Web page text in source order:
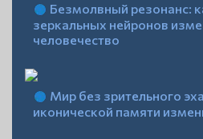
Безмолвный резонанс:
зеркальных нейронов
человечество
Мир без зрительного
иконической памяти